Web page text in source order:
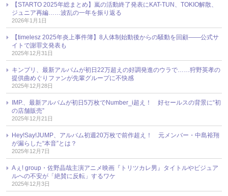
【STARTO 2025年総まとめ】嵐の活動終了発表にKAT-TUN、TOKIO解散、
ジュニア再編……波乱の一年を振り返る
2026年1月1日
【timelesz 2025年炎上事件簿】8人体制始動後からの騒動を回顧――公式サ
イトで謝罪文発表も
2025年12月31日
キンプリ、最新アルバムが初日22万超えの好調発進のウラで……狩野英孝の
提供曲めぐりファンが先輩グループに不快感
2025年12月28日
IMP.、最新アルバムが初日5万枚でNumber_i超え！ 好セールスの背景に“初
の店舗販売”
2025年12月21日
Hey!Say!JUMP、アルバム初週20万枚で前作超え！ 元メンバー・中島裕翔
が漏らした“本音”とは？
2025年12月7日
Aぇ! group・佐野晶哉主演アニメ映画『トリツカレ男』タイトルやビジュア
ルへの不安が「絶賛に反転」するワケ
2025年12月3日